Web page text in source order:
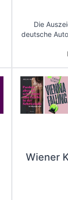
Die
deutsche
Wiener